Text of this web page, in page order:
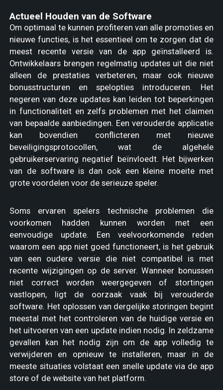
Actueel Houden van de Software
Om optimaal te kunnen profiteren van alle promoties en
nieuwe functies, is het essentieel om te zorgen dat de
meest recente versie van de app geïnstalleerd is.
Ontwikkelaars brengen regelmatig updates uit die niet
alleen de prestaties verbeteren, maar ook nieuwe
bonusstructuren en spelopties introduceren. Het
negeren van deze updates kan leiden tot beperkingen
in functionaliteit en zelfs problemen met het claimen
van bepaalde aanbiedingen. Een verouderde applicatie
kan bovendien conflicteren met nieuwe
beveiligingsprotocollen, wat de algehele
gebruikerservaring negatief beïnvloedt. Het bijwerken
van de software is dan ook een kleine moeite met
grote voordelen voor de serieuze speler.
Soms ervaren spelers technische problemen die
voorkomen hadden kunnen worden met een
eenvoudige update. Een veelvoorkomende reden
waarom een app niet goed functioneert, is het gebruik
van een oudere versie die niet compatibel is met
recente wijzigingen op de server. Wanneer bonussen
niet correct worden weergegeven of stortingen
vastlopen, ligt de oorzaak vaak bij verouderde
software. Het oplossen van dergelijke storingen begint
meestal met het controleren van de huidige versie en
het uitvoeren van een update indien nodig. In zeldzame
gevallen kan het nodig zijn om de app volledig te
verwijderen en opnieuw te installeren, maar in de
meeste situaties volstaat een snelle update via de app
store of de website van het platform.